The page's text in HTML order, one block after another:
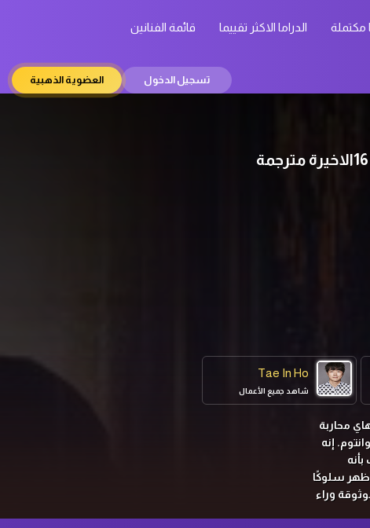
مكتملة الدراما الاكثر تقييما قائمة الفنانين
تسجيل الدخول العضوية الذهبية
Tae In Ho
شاهد جميع الأعمال
محاربة
إنه
بعد وفاة أخيه الأكبر قبل 10 سنوات ، أظهر سلوكًا
وراء